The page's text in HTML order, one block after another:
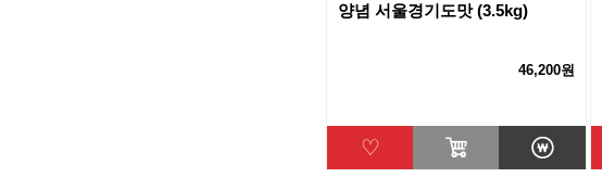
양념 서울경기도맛 (3.5kg)
46,200원
♡